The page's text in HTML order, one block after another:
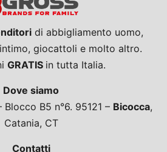
di abbigliamento uomo,
giocattoli e molto altro.
GRATIS in tutta Italia.
Dove siamo
B5 n°6. 95121 – Bicocca,
Catania, CT
Contatti